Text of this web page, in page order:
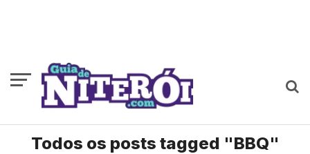
Todos os posts tagged "BBQ"